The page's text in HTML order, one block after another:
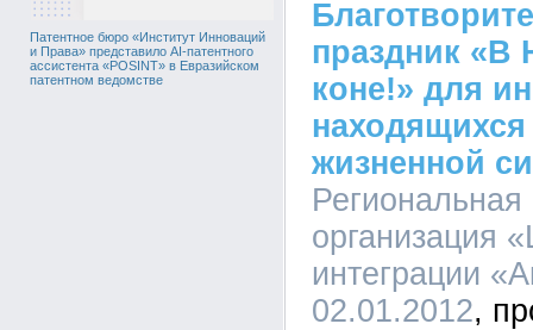
Патентное бюро «Институт Инноваций
и Права» представило AI-патентного
ассистента «POSINT» в Евразийском
патентном ведомстве
праздник «В
коне!» для
жизненной
организация
интеграции
02.01.2012